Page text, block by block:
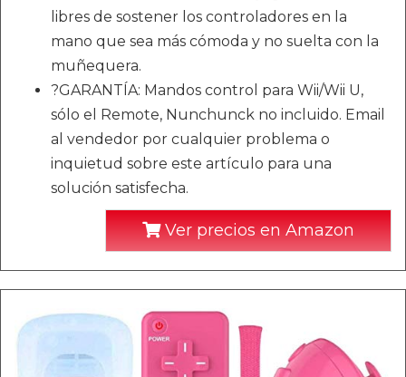
libres de sostener los controladores en la
mano que sea más cómoda y no suelta con la
muñequera.
?GARANTÍA: Mandos control para Wii/Wii U,
sólo el Remote, Nunchunck no incluido. Email
al vendedor por cualquier problema o
inquietud sobre este artículo para una
solución satisfecha.
Ver precios en Amazon